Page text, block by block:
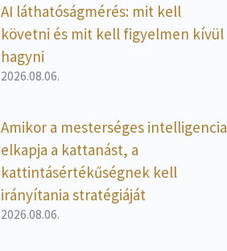
AI láthatóságmérés: mit kell
követni és mit kell figyelmen kívül
hagyni
2026.08.06.
Amikor a mesterséges intelligencia
elkapja a kattanást, a
kattintásértékűségnek kell
irányítania stratégiáját
2026.08.06.